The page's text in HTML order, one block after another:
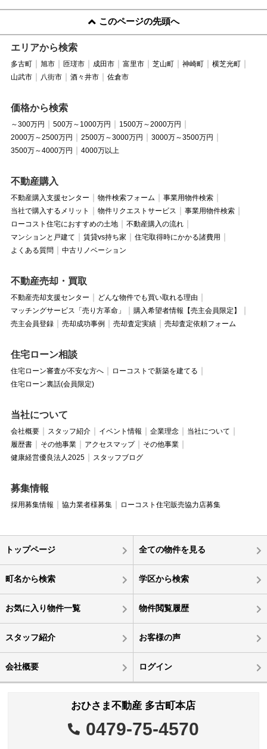
このページの先頭へ
エリアから検索
多古町 旭市 匝瑳市 成田市 富里市 芝山町 神崎町
横芝光町
山武市
八街市 酒々井市 佐倉市
価格から検索
～300万円 500万～1000万円
1500万～2000万円
2000万～2500万円
2500万～3000万円
3000万～3500万円
3500万～4000万円
4000万以上
不動産購入
不動産購入支援センター 物件検索フォーム
事業用物件検索
当社で購入するメリット
物件リクエストサービス
事業用物件検索
ローコスト住宅におすすめの土地
不動産購入の流れ
マンションと戸建て
賃貸vs持ち家
住宅取得時にかかる諸費用
よくある質問
中古リノベーション
不動産売却・買取
不動産売却支援センター
どんな物件でも買い取れる理由
マッチングサービス「売り方革命」
購入希望者情報【売主会員限定】
売主会員登録
売却成功事例 売却査定実績 売却査定依頼フォーム
住宅ローン相談
住宅ローン審査が不安な方へ
ローコストで新築を建てる
住宅ローン裏話(会員限定)
当社について
会社概要 スタッフ紹介 イベント情報 企業理念
当社について
履歴書
その他事業 アクセスマップ
その他事業
健康経営優良法人2025
スタッフブログ
募集情報
採用募集情報 協力業者様募集 ローコスト住宅販売協力店募集
トップページ 全ての物件を見る
町名から検索 学区から検索
お気に入り物件一覧 物件閲覧履歴
スタッフ紹介 お客様の声
会社概要 ログイン
おひさま不動産 多古町本店
0479-75-4570